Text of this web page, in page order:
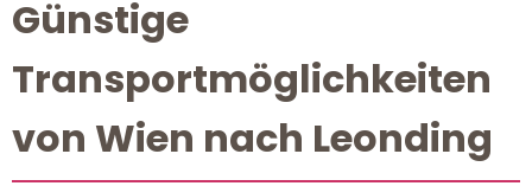
Günstige
Transportmöglichkeiten
von Wien nach Leonding